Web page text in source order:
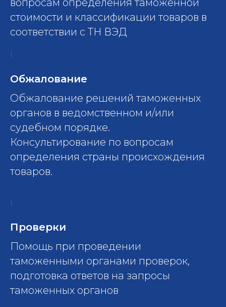
вопросам определения таможенной
стоимости и классификации товаров в
соответствии с ТН ВЭД
Обжалование
Обжалование решений таможенных
органов в ведомственном и/или
судебном порядке.
Консультирование по вопросам
определения страны происхождения
товаров.
Проверки
Помощь при проведении
таможенными органами проверок,
подготовка ответов на запросы
таможенных органов